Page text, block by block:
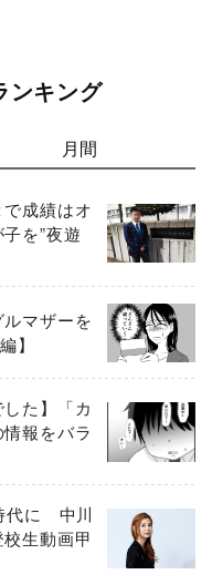
ンキング
月間
で成績はオ
を”夜遊
ルマザーを
】
した】「カ
報をバラ
代に 中川
生動画甲